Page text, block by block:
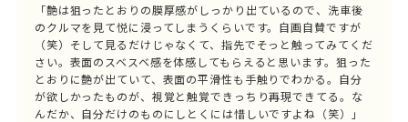
「艶は狙ったとおりの膜厚感がしっかり出ているので、洗車後
のクルマを見て悦に浸ってしまうくらいです。自画自賛ですが
（笑）そして見るだけじゃなくて、指先でそっと触ってみてくだ
さい。表面のスベスベ感を体感してもらえると思います。狙った
とおりに艶が出ていて、表面の平滑性も手触りでわかる。自分
が欲しかったものが、視覚と触覚できっちり再現できてる。な
んだか、自分だけのものにしとくには惜しいですよね（笑）」